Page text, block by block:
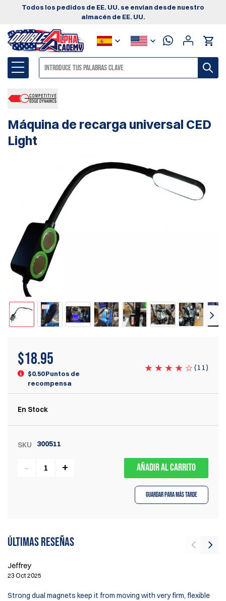
Todos los pedidos de EE. UU. se envían desde nuestro
almacén de EE. UU.
Máquina de recarga universal CED
Light
$18.95
$0.50 Puntos de
recompensa
(11)
En Stock
SKU 300511
AÑADIR AL CARRITO
Guardar para más tarde
Últimas reseñas
Jeffrey
23 Oct 2025
Strong dual magnets keep it from moving with very firm, flexible